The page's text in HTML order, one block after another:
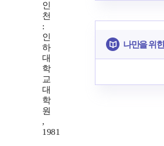
인
천
:
인
하
대
학
교
대
학
원
,
1981
나만을 위